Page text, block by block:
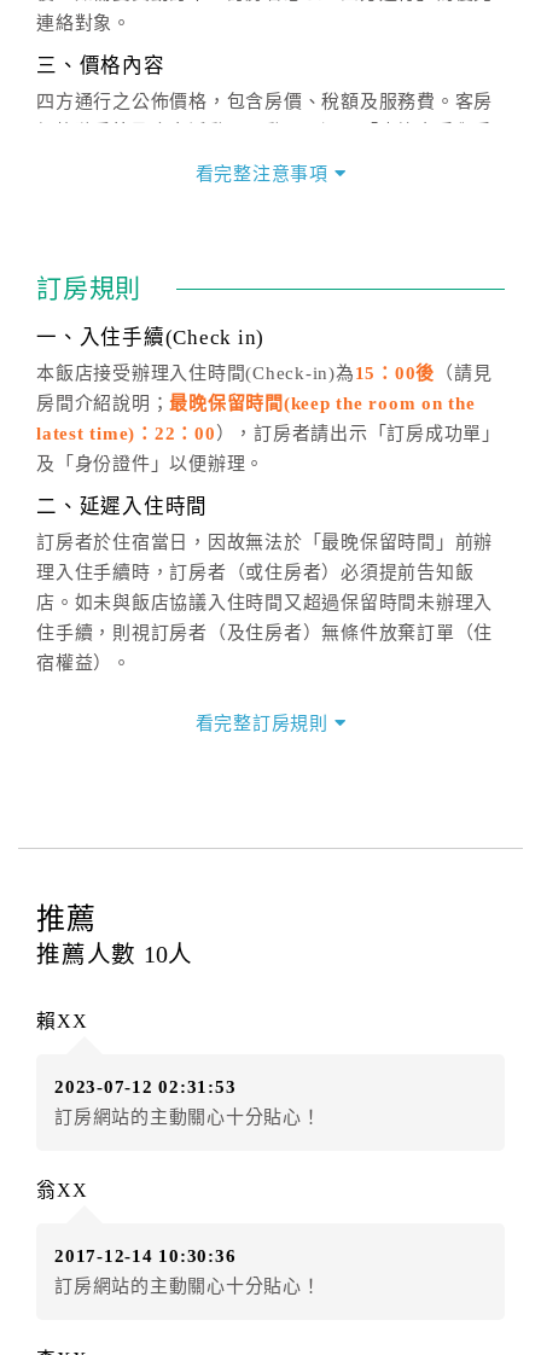
連絡對象。
三、價格內容
四方通行之公佈價格，包含房價、稅額及服務費。客房
價」之當日價格為標準。
話方式異動訂單。
※非客服時間之申辦異動，皆為次日計算及辦理。
五、客服時間
週一至週日，上午9:00～晚上6:00
六、聯絡方式
(07)9682715 。
看完整注意事項
訂房規則
一、入住手續(Check in)
本飯店接受辦理入住時間(Check-in)為15：00後 （請見
房間介紹說明；最晚保留時間(keep the room on the
latest time)：22：00 ），訂房者請出示「訂房成功單」
及「身份證件」以便辦理。
二、延遲入住時間
訂房者於住宿當日，因故無法於「最晚保留時間」前辦
理入住手續時，訂房者（或住房者）必須提前告知飯
店。如未與飯店協議入住時間又超過保留時間未辦理入
住手續，則視訂房者（及住房者）無條件放棄訂單（住
宿權益）。
四、訂單異動
提出申辦不得異動訂單。
每筆訂單異動限定
辦理取消退款。
房者應補足差額。（限原訂飯店）
房者不得要求退其差額。（限原訂飯店）
額24個月
．訂房者使用「保留住宿金額」時，請注意！為避免飯
店客滿，敬請及早計畫，如逾時未提出申辦，視同無條
看完整訂房規則
推薦
推薦人數 10人
賴XX
2023-07-12 02:31:53
訂房網站的主動關心十分貼心！
翁XX
2017-12-14 10:30:36
訂房網站的主動關心十分貼心！